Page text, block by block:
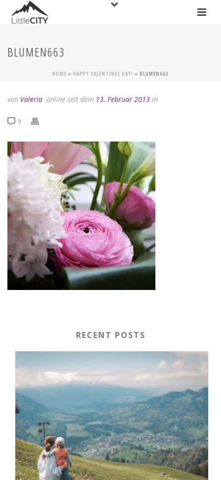
BLUMEN663
HOME » HAPPY VALENTINES DAY! » BLUMEN663
von Valeria online seit dem 13. Februar 2013 in
0
RECENT POSTS